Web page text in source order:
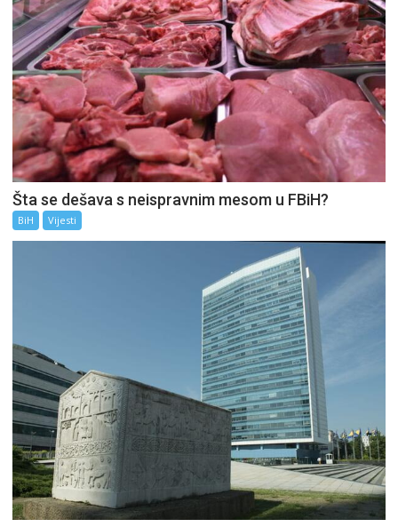
Šta se dešava s neispravnim mesom u FBiH?
BiH Vijesti